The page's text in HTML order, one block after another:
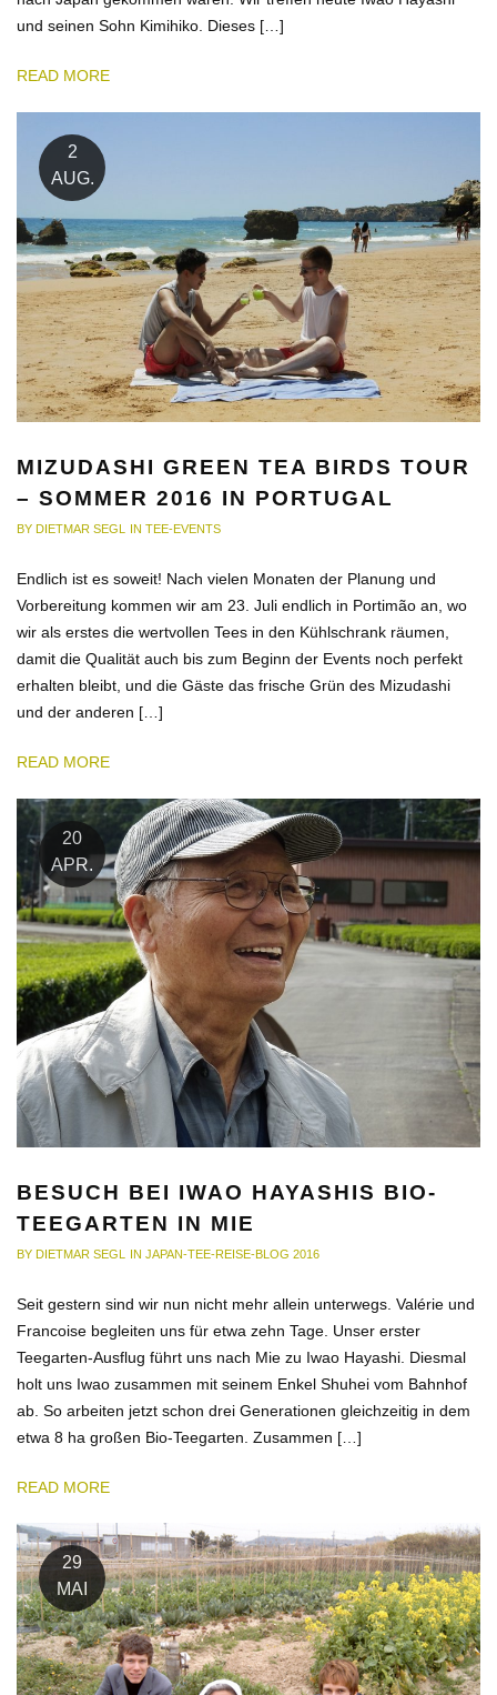
und seinen Sohn Kimihiko. Dieses […]
READ MORE
2
AUG.
MIZUDASHI GREEN TEA BIRDS TOUR
– SOMMER 2016 IN PORTUGAL
BY DIETMAR SEGL IN TEE-EVENTS
Endlich ist es soweit! Nach vielen Monaten der Planung und
Vorbereitung kommen wir am 23. Juli endlich in Portimão an, wo
wir als erstes die wertvollen Tees in den Kühlschrank räumen,
damit die Qualität auch bis zum Beginn der Events noch perfekt
erhalten bleibt, und die Gäste das frische Grün des Mizudashi
und der anderen […]
READ MORE
20
APR.
BESUCH BEI IWAO HAYASHIS BIO-
TEEGARTEN IN MIE
BY DIETMAR SEGL IN JAPAN-TEE-REISE-BLOG 2016
Seit gestern sind wir nun nicht mehr allein unterwegs. Valérie und
Francoise begleiten uns für etwa zehn Tage. Unser erster
Teegarten-Ausflug führt uns nach Mie zu Iwao Hayashi. Diesmal
holt uns Iwao zusammen mit seinem Enkel Shuhei vom Bahnhof
ab. So arbeiten jetzt schon drei Generationen gleichzeitig in dem
etwa 8 ha großen Bio-Teegarten. Zusammen […]
READ MORE
29
MAI